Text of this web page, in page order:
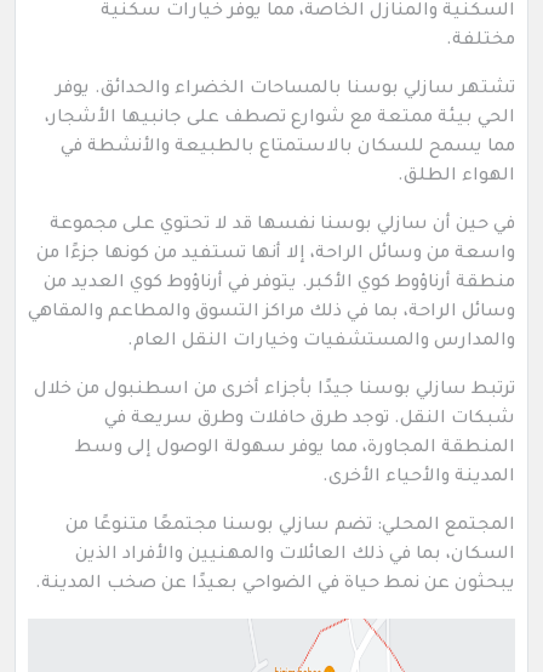
السكنية والمنازل الخاصة، مما يوفر خيارات سكنية
مختلفة.
تشتهر سازلي بوسنا بالمساحات الخضراء والحدائق. يوفر
الحي بيئة ممتعة مع شوارع تصطف على جانبيها الأشجار،
مما يسمح للسكان بالاستمتاع بالطبيعة والأنشطة في
الهواء الطلق.
في حين أن سازلي بوسنا نفسها قد لا تحتوي على مجموعة
واسعة من وسائل الراحة، إلا أنها تستفيد من كونها جزءًا من
منطقة أرناؤوط كوي الأكبر. يتوفر في أرناؤوط كوي العديد من
وسائل الراحة، بما في ذلك مراكز التسوق والمطاعم والمقاهي
والمدارس والمستشفيات وخيارات النقل العام.
ترتبط سازلي بوسنا جيدًا بأجزاء أخرى من اسطنبول من خلال
شبكات النقل. توجد طرق حافلات وطرق سريعة في
المنطقة المجاورة، مما يوفر سهولة الوصول إلى وسط
المدينة والأحياء الأخرى.
المجتمع المحلي: تضم سازلي بوسنا مجتمعًا متنوعًا من
السكان، بما في ذلك العائلات والمهنيين والأفراد الذين
يبحثون عن نمط حياة في الضواحي بعيدًا عن صخب المدينة.